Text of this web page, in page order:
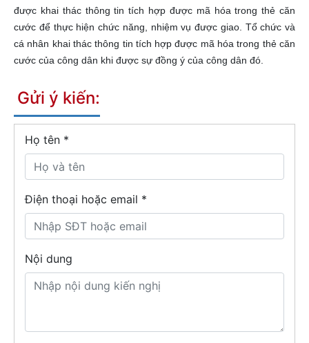
được khai thác thông tin tích hợp được mã hóa trong thẻ căn
cước để thực hiện chức năng, nhiệm vụ được giao. Tổ chức và
cá nhân khai thác thông tin tích hợp được mã hóa trong thẻ căn
cước của công dân khi được sự đồng ý của công dân đó.
Gửi ý kiến:
Họ tên *
Điện thoại hoặc email *
Nội dung